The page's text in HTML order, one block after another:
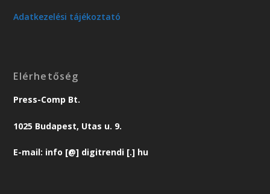
Adatkezelési tájékoztató
Elérhetőség
Press-Comp Bt.
1025 Budapest, Utas u. 9.
E-mail: info [@] digitrendi [.] hu